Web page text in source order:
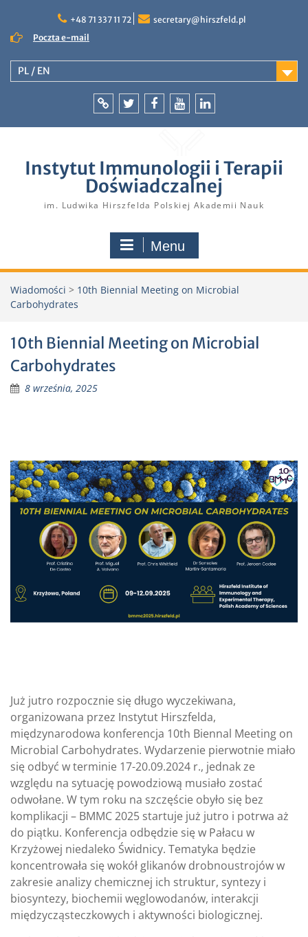
content
+48 71 337 11 72
secretary@hirszfeld.pl
Poczta e-mail
PL / EN
Instytut Immunologii i Terapii
Doświadczalnej
im. Ludwika Hirszfelda Polskiej Akademii Nauk
Menu
Wiadomości > 10th Biennial Meeting on Microbial
Carbohydrates
10th Biennial Meeting on Microbial
Carbohydrates
8 września, 2025
Już jutro rozpocznie się długo wyczekiwana,
organizowana przez Instytut Hirszfelda,
międzynarodowa konferencja 10th Biennal Meeting on
Microbial Carbohydrates. Wydarzenie pierwotnie miało
się odbyć w terminie 17-20.09.2024 r., jednak ze
względu na sytuację powodziową musiało zostać
odwołane. W tym roku na szczęście obyło się bez
komplikacji – BMMC 2025 startuje już jutro i potrwa aż
do piątku. Konferencja odbędzie się w Pałacu w
Krzyżowej niedaleko Świdnicy. Tematyka będzie
koncentrowała się wokół glikanów drobnoustrojów w
zakresie analizy chemicznej ich struktur, syntezy i
biosyntezy, biochemii węglowodanów, interakcji
międzycząsteczkowych i aktywności biologicznej.